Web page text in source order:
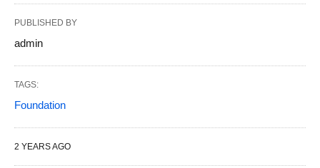
PUBLISHED BY
admin
TAGS:
Foundation
2 YEARS AGO